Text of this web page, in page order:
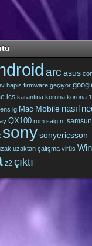
arc asus
hapis firmware geçiyor
ics karantina korona korona
lg Mac Mobile nasıl
QX100 rom salgını
sonysonyericsson
uzaktan çalışma virüs
z2 çıktı